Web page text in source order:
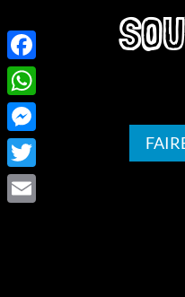
Facebook
WhatsApp
Messenger
Twitter